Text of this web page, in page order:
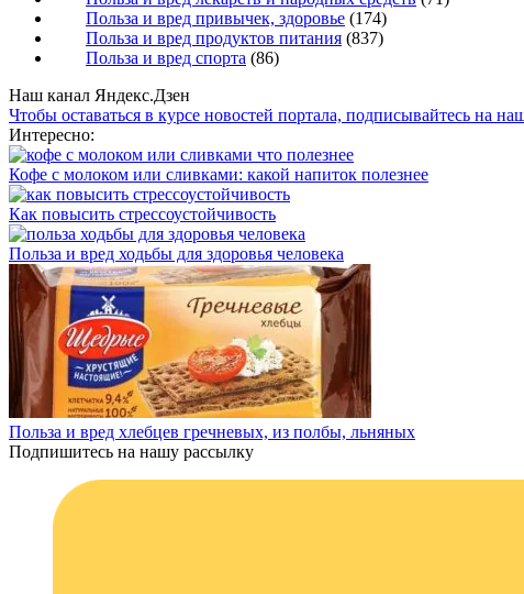
Польза и вред привычек, здоровье (174)
Польза и вред продуктов питания (837)
Польза и вред спорта (86)
Наш канал Яндекс.Дзен
Чтобы оставаться в курсе новостей портала, подписывайтесь на
Интересно:
Кофе с молоком или сливками: какой напиток полезнее
Как повысить стрессоустойчивость
Польза и вред ходьбы для здоровья человека
Польза и вред хлебцев гречневых, из полбы, льняных
Подпишитесь на нашу рассылку